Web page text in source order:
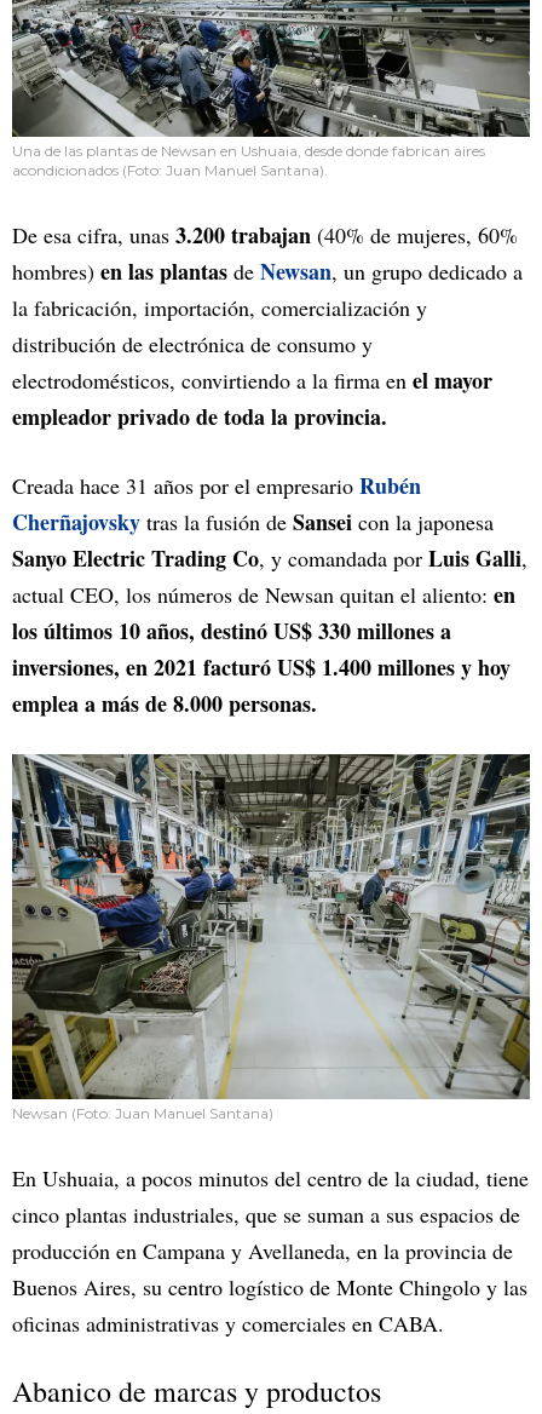
Una de las plantas de Newsan en Ushuaia, desde donde fabrican aires
acondicionados (Foto: Juan Manuel Santana).
De esa cifra, unas 3.200 trabajan (40% de mujeres, 60%
hombres) en las plantas de Newsan, un grupo dedicado a
la fabricación, importación, comercialización y
distribución de electrónica de consumo y
electrodomésticos, convirtiendo a la firma en el mayor
empleador privado de toda la provincia.
Creada hace 31 años por el empresario Rubén
Cherñajovsky tras la fusión de Sansei con la japonesa
Sanyo Electric Trading Co, y comandada por Luis Galli,
actual CEO, los números de Newsan quitan el aliento: en
los últimos 10 años, destinó US$ 330 millones a
inversiones, en 2021 facturó US$ 1.400 millones y hoy
emplea a más de 8.000 personas.
Newsan (Foto: Juan Manuel Santana)
En Ushuaia, a pocos minutos del centro de la ciudad, tiene
cinco plantas industriales, que se suman a sus espacios de
producción en Campana y Avellaneda, en la provincia de
Buenos Aires, su centro logístico de Monte Chingolo y las
oficinas administrativas y comerciales en CABA.
Abanico de marcas y productos